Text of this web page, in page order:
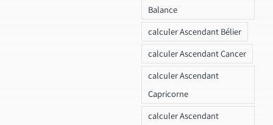
Balance
calculer Ascendant Bélier
calculer Ascendant Cancer
calculer Ascendant
Capricorne
calculer Ascendant